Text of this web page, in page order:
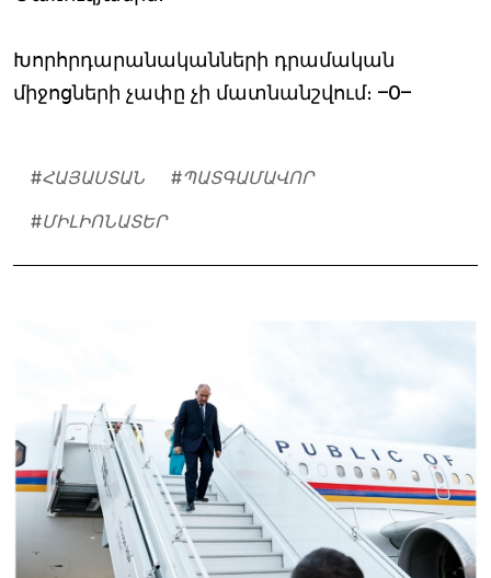
Խորհրդարանականների դրամական
միջոցների չափը չի մատնանշվում։ –0–
#ՀԱՅԱՍՏԱՆ #ՊԱՏԳԱՄԱՎՈՐ
#ՄԻԼԻՈՆԱՏԵՐ